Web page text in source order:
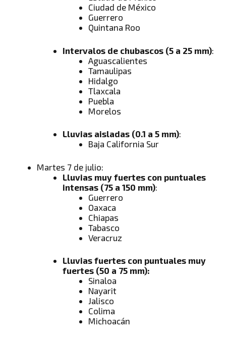
Ciudad de México
Guerrero
Quintana Roo
Intervalos de chubascos (5 a 25 mm):
Aguascalientes
Tamaulipas
Hidalgo
Tlaxcala
Puebla
Morelos
Lluvias aisladas (0.1 a 5 mm):
Baja California Sur
Martes 7 de julio:
Lluvias muy fuertes con puntuales
intensas (75 a 150 mm):
Guerrero
Oaxaca
Chiapas
Tabasco
Veracruz
Lluvias fuertes con puntuales muy
fuertes (50 a 75 mm):
Sinaloa
Nayarit
Jalisco
Colima
Michoacán